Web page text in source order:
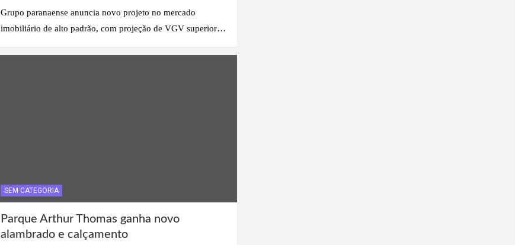
Grupo paranaense anuncia novo projeto no mercado
imobiliário de alto padrão, com projeção de VGV superior…
SEM CATEGORIA
Parque Arthur Thomas ganha novo
alambrado e calçamento